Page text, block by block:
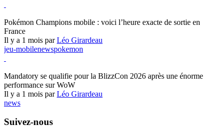
Pokémon Champions mobile : voici l’heure exacte de sortie en
France
Il y a 1 mois parLéo Girardeau
jeu-mobilenewspokemon
Mandatory se qualifie pour la BlizzCon 2026 après une énorme
performance sur WoW
Il y a 1 mois parLéo Girardeau
news
Suivez-nous